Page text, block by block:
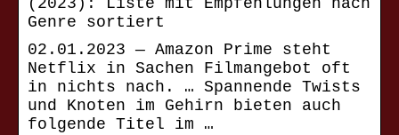
(2023): Liste mit Empfehlungen nach
Genre sortiert
02.01.2023 — Amazon Prime steht
Netflix in Sachen Filmangebot oft
in nichts nach. … Spannende Twists
und Knoten im Gehirn bieten auch
folgende Titel im …